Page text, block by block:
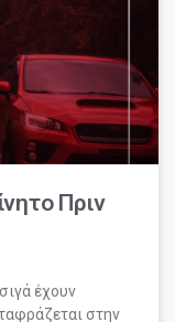
Πριν
έχουν
στην